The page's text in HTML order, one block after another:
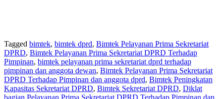
Tagged bimtek, bimtek dprd, Bimtek Pelayanan Prima Sekretariat
DPRD, Bimtek Pelayanan Prima Sekretariat DPRD Terhadap
Pimpinan, bimtek pelayanan prima sekretariat dprd terhadap
pimpinan dan anggota dewan, Bimtek Pelayanan Prima Sekretariat
DPRD Terhadap Pimpinan dan anggota dprd, Bimtek Peningkatan
Kapasitas Sekretariat DPRD, Bimtek Sekretariat DPRD, Diklat
bagian Pelayanan Prima Sekretariat DPRD Terhadap Pimpinan dan